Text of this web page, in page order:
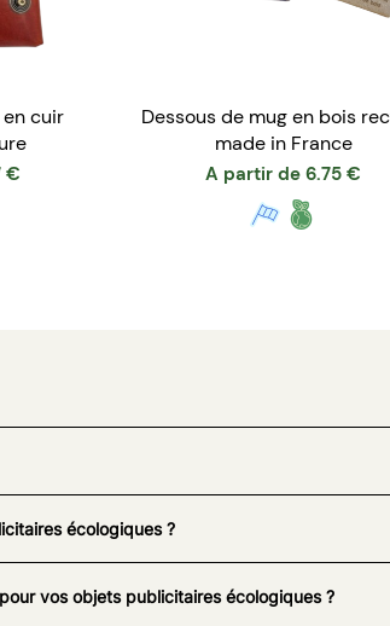
cuir
€
Dessous de mug en bois
made in France
A partir de 6.75 €
écologiques ?
vos objets publicitaires écologiques ?